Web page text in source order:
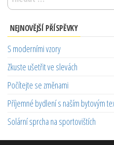
NEJNOVĚJŠÍ PŘÍSPĚVKY
S moderními vzory
Zkuste ušetřit ve slevách
Počítejte se změnami
Příjemné bydlení s naším bytovým
Solární sprcha na sportovištích